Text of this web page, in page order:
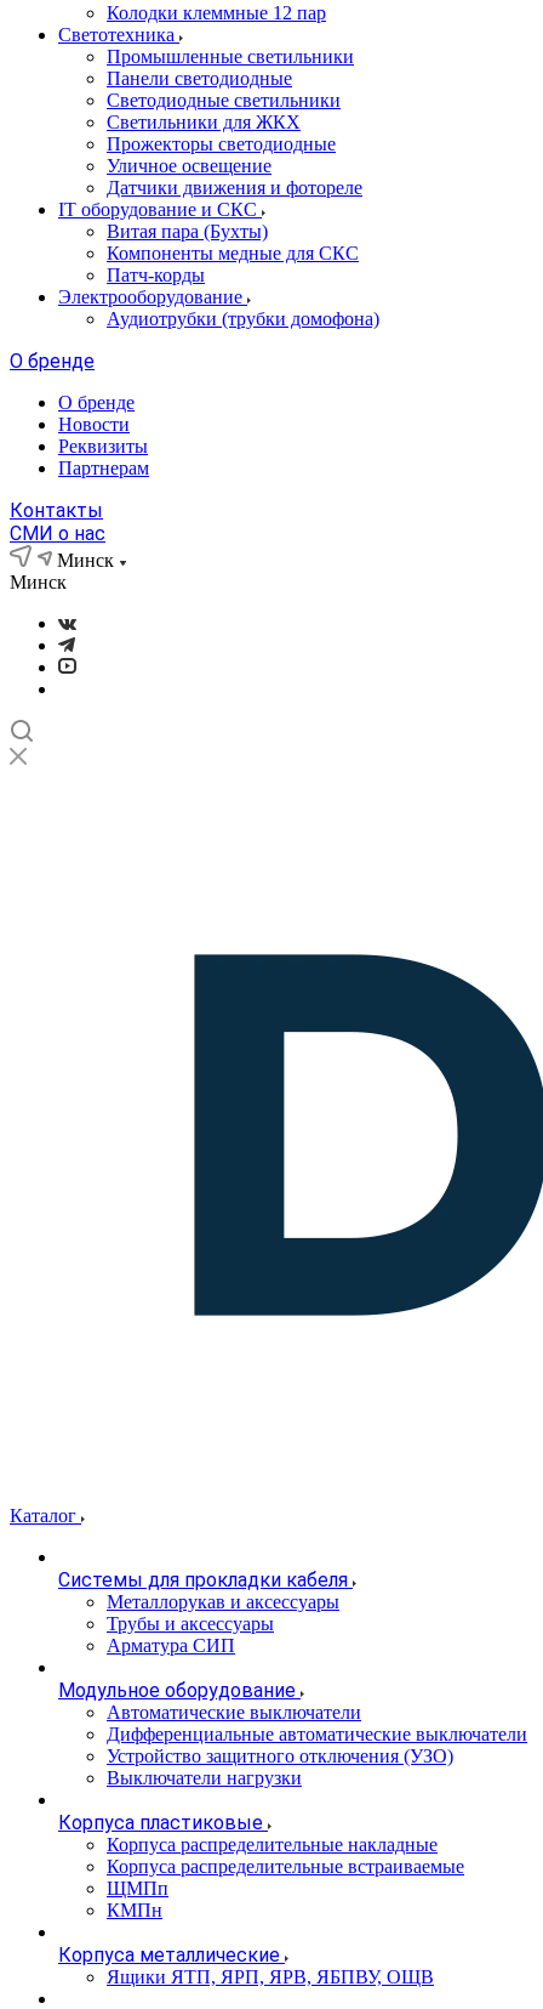
Колодки клеммные 12 пар
Светотехника
Промышленные светильники
Панели светодиодные
Светодиодные светильники
Светильники для ЖКХ
Прожекторы светодиодные
Уличное освещение
Датчики движения и фотореле
IT оборудование и СКС
Витая пара (Бухты)
Компоненты медные для СКС
Патч-корды
Электрооборудование
Аудиотрубки (трубки домофона)
О бренде
О бренде
Новости
Реквизиты
Партнерам
Контакты
СМИ о нас
Минск
Минск
Каталог
Системы для прокладки кабеля
Металлорукав и аксессуары
Трубы и аксессуары
Арматура СИП
Модульное оборудование
Автоматические выключатели
Дифференциальные автоматические выключатели
Устройство защитного отключения (УЗО)
Выключатели нагрузки
Корпуса пластиковые
Корпуса распределительные накладные
Корпуса распределительные встраиваемые
ЩМПп
КМПн
Корпуса металлические
Ящики ЯТП, ЯРП, ЯРВ, ЯБПВУ, ОЩВ